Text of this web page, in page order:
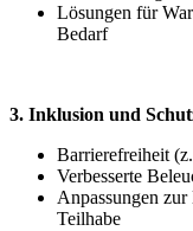
Lösungen für
Bedarf
3. Inklusion und
Barrierefreiheit
Verbesserte
Anpassungen
Teilhabe